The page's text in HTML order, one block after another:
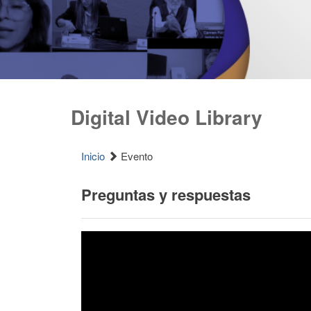
Digital Video Library
Inicio Evento
Preguntas y respuestas